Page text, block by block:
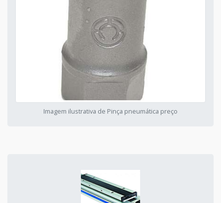
Imagem ilustrativa de Pinça pneumática preço